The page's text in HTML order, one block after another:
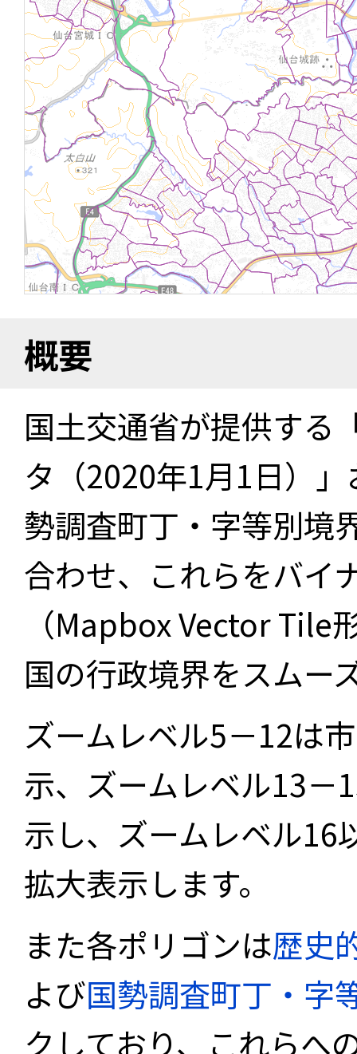
概要
国土交通省が提供する
タ（2020年1月1日）
勢調査町丁・字等別境
合わせ、これらをバイ
（Mapbox Vector Tile
国の行政境界をスムー
ズームレベル5－12は
示、ズームレベル13－
示し、ズームレベル16
拡大表示します。
また各ポリゴンは歴史
よび国勢調査町丁・字
クしており、これらへ